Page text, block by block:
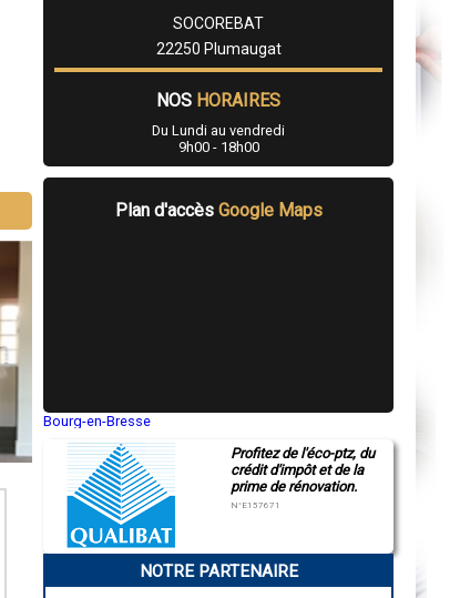
SOCOREBAT
22250 Plumaugat
NOS HORAIRES
Du Lundi au vendredi
9h00 - 18h00
Plan d'accès Google Maps
Bourg-en-Bresse
Montluçon
Manosque
Gap
Charleville-Mézières
Pamiers
Narbonne
Profitez de l'éco-ptz, du
crédit d'impôt et de la
prime de rénovation.
N°E157671
NOTRE PARTENAIRE